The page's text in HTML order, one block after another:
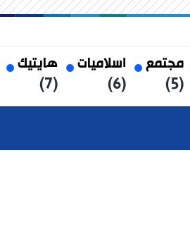
مجتمع
(5)
اسلاميات
(6)
هايتيك
(7)